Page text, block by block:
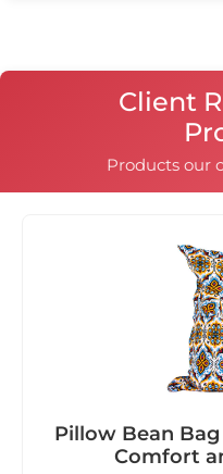
Client
Products our
Pillow Bean
Comfort